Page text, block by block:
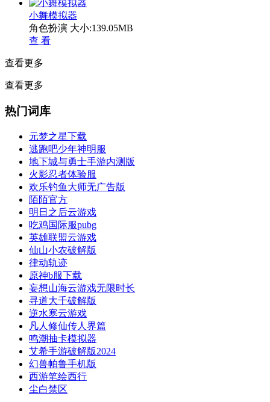
小舞模拟器
角色扮演 大小:139.05MB
查 看
查看更多
查看更多
热门词库
元梦之星下载
逃跑吧少年神明服
地下城与勇士手游内测版
火影忍者体验服
欢乐钓鱼大师无广告版
陌陌官方
明日之后云游戏
吃鸡国际服pubg
英雄联盟云游戏
仙山小农破解版
律动轨迹
原神b服下载
妄想山海云游戏无限时长
寻道大千破解版
逆水寒云游戏
凡人修仙传人界篇
鸣潮抽卡模拟器
艾希手游破解版2024
幻兽帕鲁手机版
西游笔绘西行
尘白禁区